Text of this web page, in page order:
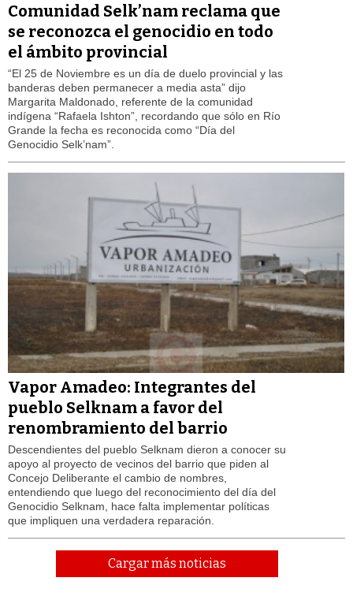
Comunidad Selk’nam reclama que
se reconozca el genocidio en todo
el ámbito provincial
“El 25 de Noviembre es un día de duelo provincial y las
banderas deben permanecer a media asta” dijo
Margarita Maldonado, referente de la comunidad
indígena “Rafaela Ishton”, recordando que sólo en Río
Grande la fecha es reconocida como “Día del
Genocidio Selk’nam”.
Vapor Amadeo: Integrantes del
pueblo Selknam a favor del
renombramiento del barrio
Descendientes del pueblo Selknam dieron a conocer su
apoyo al proyecto de vecinos del barrio que piden al
Concejo Deliberante el cambio de nombres,
entendiendo que luego del reconocimiento del día del
Genocidio Selknam, hace falta implementar políticas
que impliquen una verdadera reparación.
Cargar más noticias